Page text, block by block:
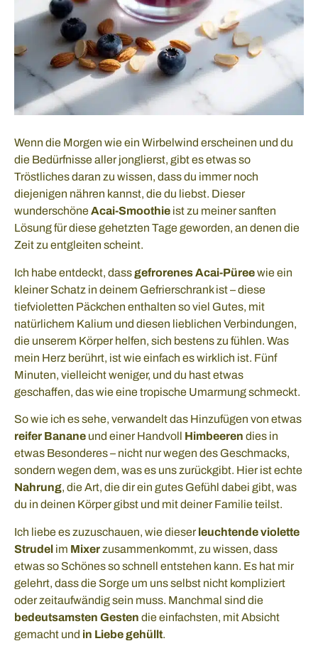
Wenn die Morgen wie ein Wirbelwind erscheinen und du
die Bedürfnisse aller jonglierst, gibt es etwas so
Tröstliches daran zu wissen, dass du immer noch
diejenigen nähren kannst, die du liebst. Dieser
wunderschöneAcai-Smoothie ist zu meiner sanften
Lösung für diese gehetzten Tage geworden, an denen die
Zeit zu entgleiten scheint.
Ich habe entdeckt, dassgefrorenes Acai-Püreewie ein
kleiner Schatz in deinem Gefrierschrank ist – diese
tiefvioletten Päckchen enthalten so viel Gutes, mit
natürlichem Kalium und diesen lieblichen Verbindungen,
die unserem Körper helfen, sich bestens zu fühlen. Was
mein Herz berührt, ist wie einfach es wirklich ist. Fünf
Minuten, vielleicht weniger, und du hast etwas
geschaffen, das wie eine tropische Umarmung schmeckt.
So wie ich es sehe, verwandelt das Hinzufügen von etwas
reifer Banane und einer Handvoll Himbeeren dies in
etwas Besonderes – nicht nur wegen des Geschmacks,
sondern wegen dem, was es uns zurückgibt. Hier ist echte
Nahrung, die Art, die dir ein gutes Gefühl dabei gibt, was
du in deinen Körper gibst und mit deiner Familie teilst.
Ich liebe es zuzuschauen, wie dieserleuchtende violette
Strudel im Mixerzusammenkommt, zu wissen, dass
etwas so Schönes so schnell entstehen kann. Es hat mir
gelehrt, dass die Sorge um uns selbst nicht kompliziert
oder zeitaufwändig sein muss. Manchmal sind die
bedeutsamsten Gesten die einfachsten, mit Absicht
gemacht und in Liebe gehüllt.